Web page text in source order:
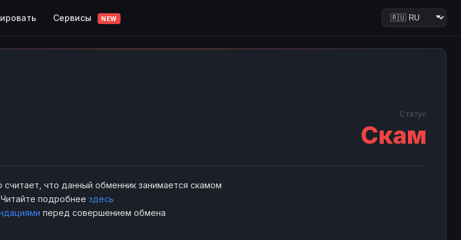
Сервисы NEW
Статус
Скам
считает, что данный обменник занимается скамом
подробнее здесь
перед совершением обмена